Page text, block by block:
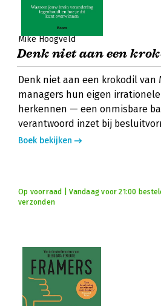
Mike Hoogveld
Denk niet aan een
Denk niet aan een krokodil van
managers hun eigen
herkennen — een onmisbare
verantwoord inzet bij
Boek bekijken
Op voorraad | Vandaag voor 21:00
verzonden